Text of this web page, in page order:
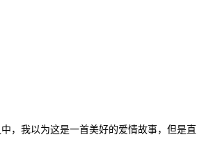
，我以为这是一首美好的爱情故事，但是直